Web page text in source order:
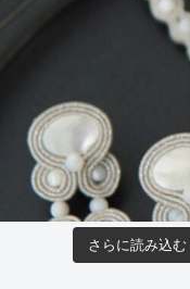
さらに読み込む